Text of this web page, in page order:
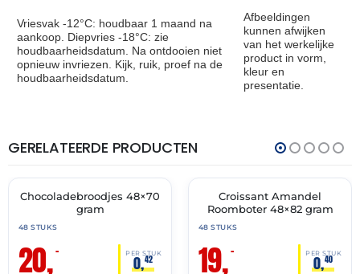
Vriesvak -12°C: houdbaar 1 maand na
aankoop. Diepvries -18°C: zie
houdbaarheidsdatum. Na ontdooien niet
opnieuw invriezen. Kijk, ruik, proef na de
houdbaarheidsdatum.
Afbeeldingen
kunnen afwijken
van het werkelijke
product in vorm,
kleur en
presentatie.
GERELATEERDE PRODUCTEN
🔥 OP=OP
THT:
31-
Chocoladebroodjes 48×70
gram
48 STUKS
20,– PER STUK
0,42
🔥 OP=OP
Croissant Amandel
Roomboter 48×82 gram
48 STUKS
19,– PER STUK
0,40